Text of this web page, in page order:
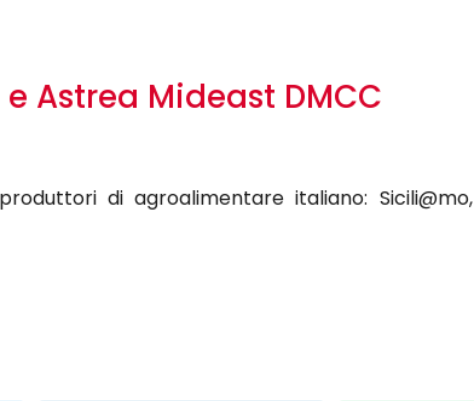
Astrea Mideast DMCC
di agroalimentare italiano: Sicili@mo,